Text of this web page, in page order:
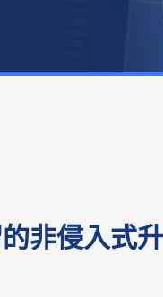
創科方案
大灣區
機電創科廊
智能建築
聯絡我們
非侵入式